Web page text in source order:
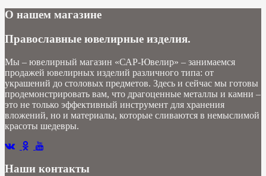
О нашем магазине
Православные ювелирные изделия.
Мы – ювелирный магазин «САР-Ювелир» – занимаемся
продажей ювелирных изделий различного типа: от
украшений до столовых предметов. Здесь и сейчас мы готовы
продемонстрировать вам, что драгоценные металлы и камни –
это не только эффективный инструмент для хранения
вложений, но и материалы, которые сливаются в немыслимой
красоты шедевры.
Наши контакты